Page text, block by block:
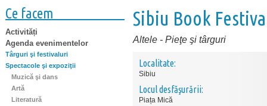
Ce facem
Activități
Agenda evenimentelor
Târguri şi festivaluri
Spectacole şi expoziţii
Muzică şi dans
Artă
Literatură
Sibiu Book
Altele - Pieţe şi târguri
Localitate:
Sibiu
Locul desfăşurării:
Piața Mică